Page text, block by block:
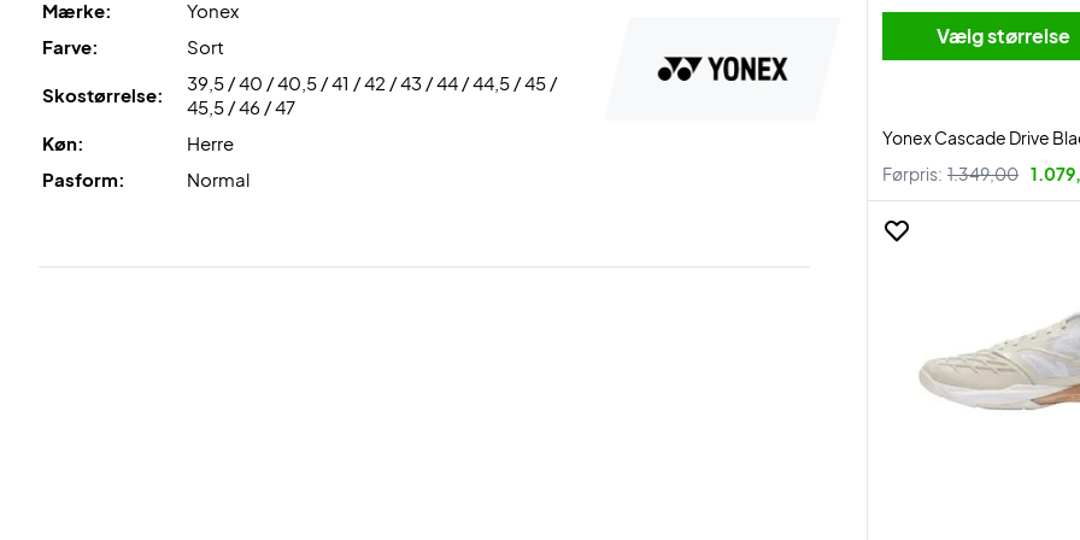
Mærke:
Yonex
Farve:
Sort
Skostørrelse:
39,5 / 40 / 40,5 / 41 / 42 / 43 / 44 / 44,5 / 45 /
45,5 / 46 / 47
Køn:
Herre
Pasform:
Normal
Vælg størrelse
Yonex Cascade Drive
Førpris: 1.349,00